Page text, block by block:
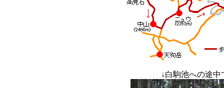
↓白駒池への途